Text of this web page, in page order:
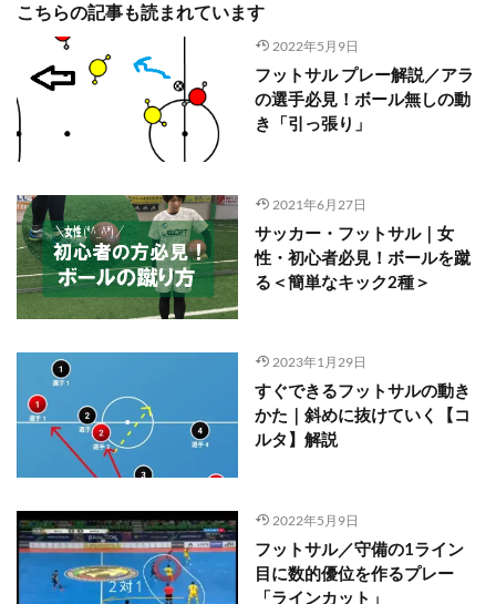
こちらの記事も読まれています
2022年5月9日
フットサル プレー解説／アラ
の選手必見！ボール無しの動
き「引っ張り」
2021年6月27日
サッカー・フットサル｜女
性・初心者必見！ボールを蹴
る＜簡単なキック2種＞
2023年1月29日
すぐできるフットサルの動き
かた｜斜めに抜けていく【コ
ルタ】解説
2022年5月9日
フットサル／守備の1ライン
目に数的優位を作るプレー
「ラインカット」